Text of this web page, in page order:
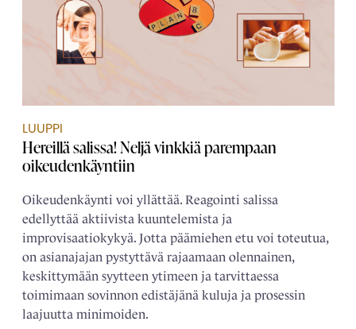
LUUPPI
Hereillä salissa! Neljä vinkkiä parempaan
oikeudenkäyntiin
Oikeudenkäynti voi yllättää. Reagointi salissa
edellyttää aktiivista kuuntelemista ja
improvisaatiokykyä. Jotta päämiehen etu voi toteutua,
on asianajajan pystyttävä rajaamaan olennainen,
keskittymään syytteen ytimeen ja tarvittaessa
toimimaan sovinnon edistäjänä kuluja ja prosessin
laajuutta minimoiden.